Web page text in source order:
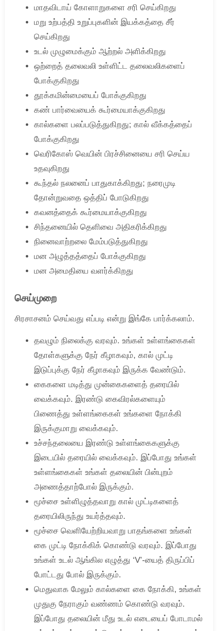
மாதவிடாய் கோளாறுகளை சரி செய்கிறது
மறு உற்பத்தி உறுப்புகளின் இயக்கத்தை சீர்
செய்கிறது
உடல் முழுமைக்கும் ஆற்றல் அளிக்கிறது
ஒற்றைத் தலைவலி உள்ளிட்ட தலைவலிகளைப்
போக்குகிறது
தூக்கமின்மையைப் போக்குகிறது
கண் பார்வையைக் கூர்மையாக்குகிறது
கால்களை பலப்படுத்துகிறது; கால் வீக்கத்தைப்
போக்குகிறது
வெரிகோஸ் வெயின் பிரச்சினையை சரி செய்ய
உதவுகிறது
கூந்தல் நலனைப் பாதுகாக்கிறது; நரைமுடி
தோன்றுவதை ஒத்திப் போடுகிறது
கவனத்தைக் கூர்மையாக்குகிறது
சிந்தனையில் தெளிவை அதிகரிக்கிறது
நினைவாற்றலை மேம்படுத்துகிறது
மன அழுத்தத்தைப் போக்குகிறது
மன அமைதியை வளர்க்கிறது
செய்முறை
சிரசாசனம் செய்வது எப்படி என்று இங்கே பார்க்கலாம்.
தவழும் நிலைக்கு வரவும். உங்கள் உள்ளங்கைகள்
தோள்களுக்கு நேர் கீழாகவும், கால் முட்டி
இடுப்புக்கு நேர் கீழாகவும் இருக்க வேண்டும்.
கைகளை மடித்து முன்கைகளைத் தரையில்
வைக்கவும். இரண்டு கைவிரல்களையும்
பிணைத்து உள்ளங்கைகள் உங்களை நோக்கி
இருக்குமாறு வைக்கவும்.
உச்சந்தலையை இரண்டு உள்ளங்கைகளுக்கு
இடையில் தரையில் வைக்கவும். இப்போது உங்கள்
உள்ளங்கைகள் உங்கள் தலையின் பின்புறம்
அணைத்தாற்போல் இருக்கும்.
மூச்சை உள்ளிழுத்தவாறு கால் முட்டிகளைத்
தரையிலிருந்து உயர்த்தவும்.
மூச்சை வெளியேற்றியவாறு பாதங்களை உங்கள்
கை முட்டி நோக்கிக் கொண்டு வரவும். இப்போது
உங்கள் உடல் ஆங்கில எழுத்து ‘V’-யைத் திருப்பிப்
போட்டது போல் இருக்கும்.
மெதுவாக மேலும் கால்களை கை நோக்கி, உங்கள்
முதுகு நேராகும் வண்ணம் கொண்டு வரவும்.
இப்போது தலையின் மீது உடல் எடையைப் போடாமல்